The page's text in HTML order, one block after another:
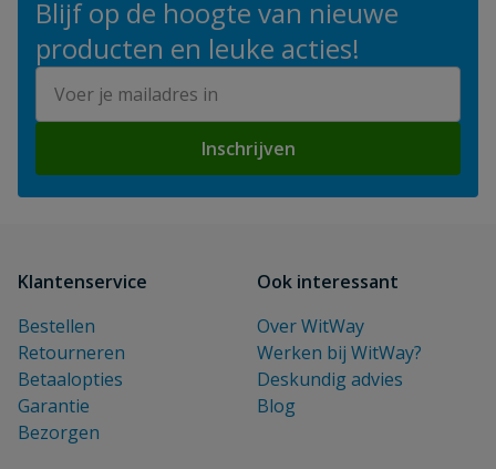
Blijf op de hoogte van nieuwe
producten en leuke acties!
Inschrijven
Klantenservice
Bestellen
Retourneren
Betaalopties
Garantie
Bezorgen
Ook interessant
Over WitWay
Werken bij WitWay?
Deskundig advies
Blog